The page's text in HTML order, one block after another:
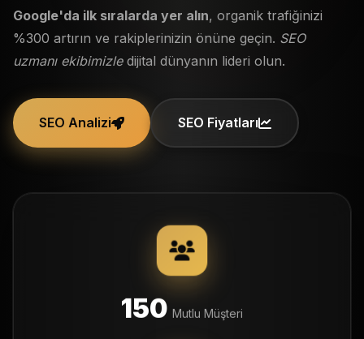
Google'da ilk sıralarda yer alın, organik trafiğinizi
%300 artırın ve rakiplerinizin önüne geçin. SEO
uzmanı ekibimizledijital dünyanın lideri olun.
SEO Analizi SEO Fiyatları
150